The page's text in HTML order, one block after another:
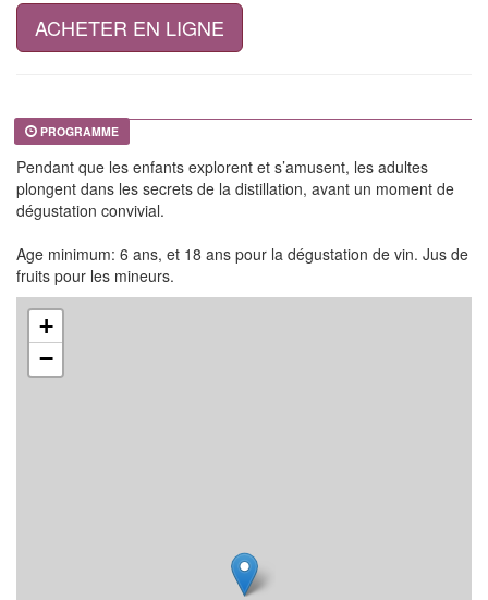
ACHETER EN LIGNE
PROGRAMME
Pendant que les enfants explorent et s’amusent, les adultes
plongent dans les secrets de la distillation, avant un moment de
dégustation convivial.
Age minimum: 6 ans, et 18 ans pour la dégustation de vin. Jus de
fruits pour les mineurs.
+
−